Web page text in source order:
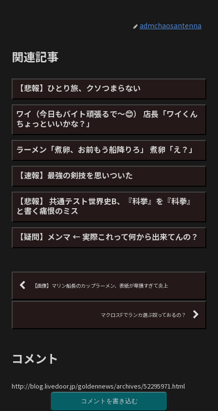
admchaosantenna
関連記事
【悲報】ひとり旅、クソつまらない
ワイ（今日もバイト頑張るで～😊） 店長「ワイくん
ちょっといいかな？」
ラーメン「煮卵、お前もう船降りろ」 煮卵「え？」
【速報】最強の剣技を思いついた
【悲報】 共通テスト世界史B、『科挙』を『科拳』
と書く痛恨のミス
【疑問】メンマ ← 実際これって何から出来てんの？
【画像】マリン船長のカップラーメン、表紙が卑猥すぎて炎上
マクロスFでランカ選ぶ奴っておるの？
コメント
http://blog.livedoor.jp/goldennews/archives/52295971.html
コメントを書き込む